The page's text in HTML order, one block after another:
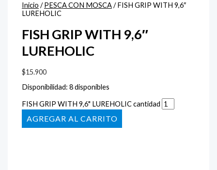
Inicio /PESCA CON MOSCA/ FISH GRIP WITH 9,6″
LUREHOLIC
FISH GRIP WITH 9,6″
LUREHOLIC
$15.900
Disponibilidad: 8 disponibles
FISH GRIP WITH 9,6" LUREHOLIC cantidad
AÑADIR AL CARRITO